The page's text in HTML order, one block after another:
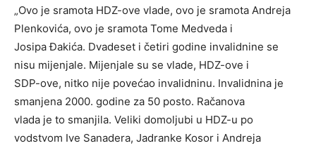
„Ovo je sramota HDZ-ove vlade, ovo je sramota Andreja
Plenkovića, ovo je sramota Tome Medveda i
Josipa Đakića. Dvadeset i četiri godine invalidnine se
nisu mijenjale. Mijenjale su se vlade, HDZ-ove i
SDP-ove, nitko nije povećao invalidninu. Invalidnina je
smanjena 2000. godine za 50 posto. Račanova
vlada je to smanjila. Veliki domoljubi u HDZ-u po
vodstvom Ive Sanadera, Jadranke Kosor i Andreja